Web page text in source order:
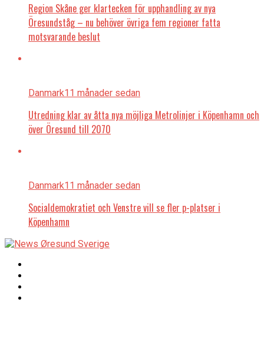
Region Skåne ger klartecken för upphandling av nya
Öresundståg – nu behöver övriga fem regioner fatta
motsvarande beslut
Danmark11 månader sedan
Utredning klar av åtta nya möjliga Metrolinjer i Köpenhamn och
över Öresund till 2070
Danmark11 månader sedan
Socialdemokratiet och Venstre vill se fler p-platser i
Köpenhamn